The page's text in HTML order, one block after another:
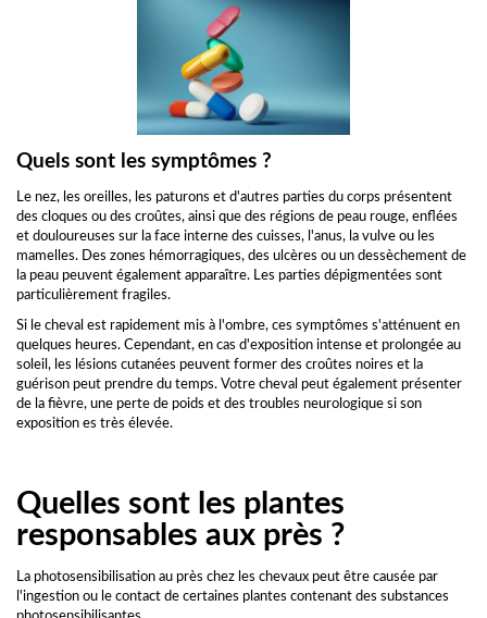
Quels sont les symptômes ?
Le nez, les oreilles, les paturons et d'autres parties du corps présentent
des cloques ou des croûtes, ainsi que des régions de peau rouge, enflées
et douloureuses sur la face interne des cuisses, l'anus, la vulve ou les
mamelles. Des zones hémorragiques, des ulcères ou un dessèchement de
la peau peuvent également apparaître. Les parties dépigmentées sont
particulièrement fragiles.
Si le cheval est rapidement mis à l'ombre, ces symptômes s'atténuent en
quelques heures. Cependant, en cas d'exposition intense et prolongée au
soleil, les lésions cutanées peuvent former des croûtes noires et la
guérison peut prendre du temps. Votre cheval peut également présenter
de la fièvre, une perte de poids et des troubles neurologique si son
exposition es très élevée.
Quelles sont les plantes
responsables aux près ?
La photosensibilisation au près chez les chevaux peut être causée par
l'ingestion ou le contact de certaines plantes contenant des substances